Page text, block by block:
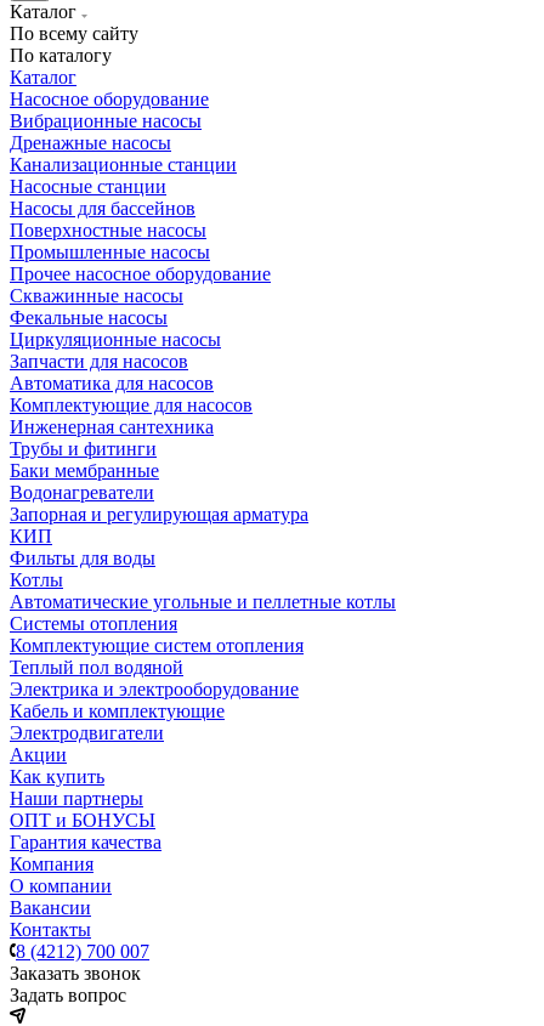
Каталог
По всему сайту
По каталогу
Каталог
Насосное оборудование
Вибрационные насосы
Дренажные насосы
Канализационные станции
Насосные станции
Насосы для бассейнов
Поверхностные насосы
Промышленные насосы
Прочее насосное оборудование
Скважинные насосы
Фекальные насосы
Циркуляционные насосы
Запчасти для насосов
Автоматика для насосов
Комплектующие для насосов
Инженерная сантехника
Трубы и фитинги
Баки мембранные
Водонагреватели
Запорная и регулирующая арматура
КИП
Фильты для воды
Котлы
Автоматические угольные и пеллетные котлы
Системы отопления
Комплектующие систем отопления
Теплый пол водяной
Электрика и электрооборудование
Кабель и комплектующие
Электродвигатели
Акции
Как купить
Наши партнеры
ОПТ и БОНУСЫ
Гарантия качества
Компания
О компании
Вакансии
Контакты
8 (4212) 700 007
Заказать звонок
Задать вопрос